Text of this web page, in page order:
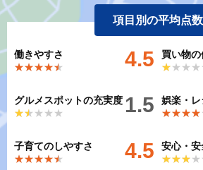
項目別の平均点数
働きやすさ
★★★★★
★★★★★ 4.5
買い物の
グルメスポットの充実度
★★★★★
★★★★★ 1.5
娯楽・
子育てのしやすさ
★★★★★
★★★★★ 4.5
安心・安